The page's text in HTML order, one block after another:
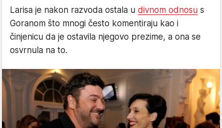
Larisa je nakon razvoda ostala u divnom odnosu s
Goranom što mnogi često komentiraju kao i
činjenicu da je ostavila njegovo prezime, a ona se
osvrnula na to.